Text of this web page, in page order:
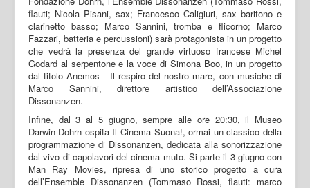
flauti; Nicola Pisani, sax; Francesco Caligiuri, sax baritono e
clarinetto basso; Marco Sannini, tromba e flicorno; Marco
Fazzari, batteria e percussioni) sarà protagonista in un progetto
che vedrà la presenza del grande virtuoso francese Michel
Godard al serpentone e la voce di Simona Boo, in un progetto
dal titolo Anemos - Il respiro del nostro mare, con musiche di
Marco Sannini, direttore artistico dell’Associazione
Dissonanzen.
Infine, dal 3 al 5 giugno, sempre alle ore 20:30, il Museo
Darwin-Dohrn ospita Il Cinema Suona!, ormai un classico della
programmazione di Dissonanzen, dedicata alla sonorizzazione
dal vivo di capolavori del cinema muto. Si parte il 3 giugno con
Man Ray Movies, ripresa di uno storico progetto a cura
dell’Ensemble Dissonanzen (Tommaso Rossi, flauti: marco